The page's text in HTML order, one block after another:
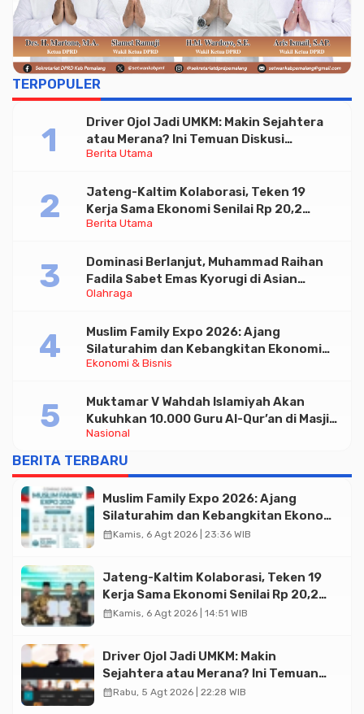
TERPOPULER
Berita Utama
Driver Ojol Jadi UMKM: Makin Sejahtera
atau Merana? Ini Temuan Diskusi
Paramadina
Berita Utama
Jateng-Kaltim Kolaborasi, Teken 19
Kerja Sama Ekonomi Senilai Rp 20,2
Triliun
Olahraga
Dominasi Berlanjut, Muhammad Raihan
Fadila Sabet Emas Kyorugi di Asian
Taekwondo Indonesia Open 2026
Ekonomi & Bisnis
Muslim Family Expo 2026: Ajang
Silaturahim dan Kebangkitan Ekonomi
Halal di Jakarta
Nasional
Muktamar V Wahdah Islamiyah Akan
Kukuhkan 10.000 Guru Al-Qur’an di Masjid
Istiqlal
BERITA TERBARU
Muslim Family Expo 2026: Ajang
Silaturahim dan Kebangkitan Ekonomi
Halal di Jakarta
calendar_monthKamis, 6 Agt 2026 | 23:36 WIB
Jateng-Kaltim Kolaborasi, Teken 19
Kerja Sama Ekonomi Senilai Rp 20,2
Triliun
calendar_monthKamis, 6 Agt 2026 | 14:51 WIB
Driver Ojol Jadi UMKM: Makin
Sejahtera atau Merana? Ini Temuan
Diskusi Paramadina
calendar_monthRabu, 5 Agt 2026 | 22:28 WIB